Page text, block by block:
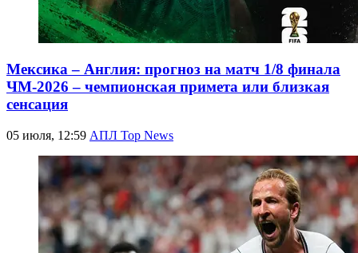
Мексика – Англия: прогноз на матч 1/8 финала
ЧМ-2026 – чемпионская примета или близкая
сенсация
05 июля, 12:59 АПЛ Top News